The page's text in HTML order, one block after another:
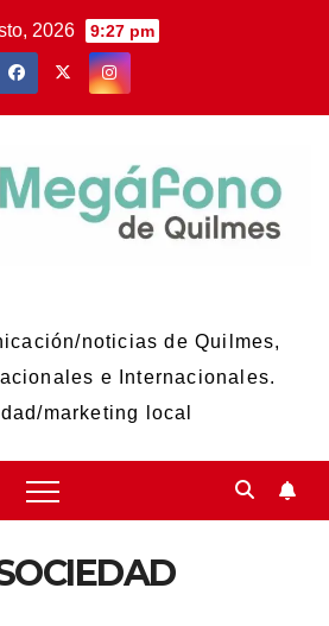
2026 9:27 pm
noticias de Quilmes,
e Internacionales.
marketing local